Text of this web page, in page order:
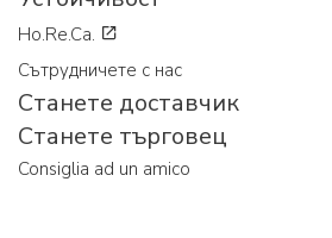
Ho.Re.Ca.
Сътрудничете с нас
Станете доставчик
Станете търговец
Consiglia ad un amico